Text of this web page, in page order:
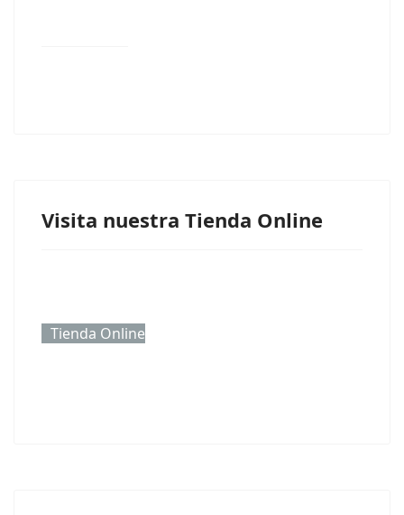
Visita nuestra Tienda Online
Tienda Online